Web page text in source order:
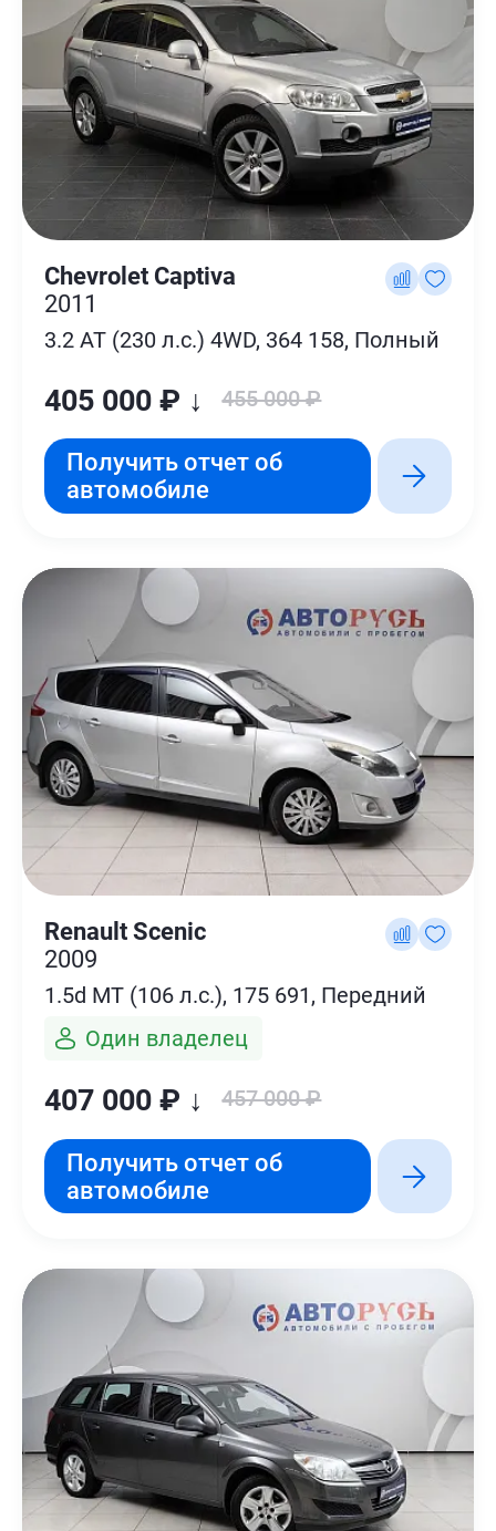
Chevrolet Captiva
2011
3.2 AT (230 л.с.) 4WD, 364 158, Полный
405 000 ₽ ↓ 455 000 ₽
Получить отчет об
автомобиле
Renault Scenic
2009
1.5d MT (106 л.с.), 175 691, Передний
Один владелец
407 000 ₽ ↓ 457 000 ₽
Получить отчет об
автомобиле